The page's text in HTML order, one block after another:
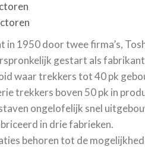
in 1950 door twee firma’s,
gestart als
waar trekkers tot 40 pk
trekkers boven 50 pk in
ongelofelijk snel
in drie fabrieken.
behoren tot de